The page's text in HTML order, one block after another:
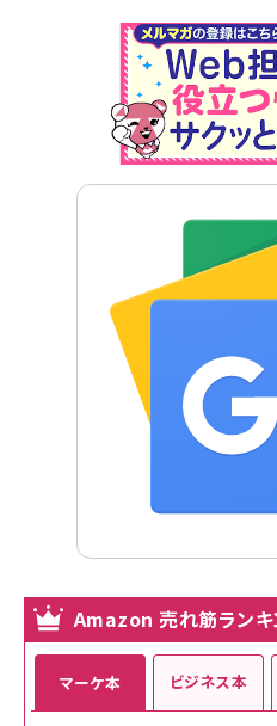
Amazon 売れ筋ランキ
マーケ本 ビジネス本